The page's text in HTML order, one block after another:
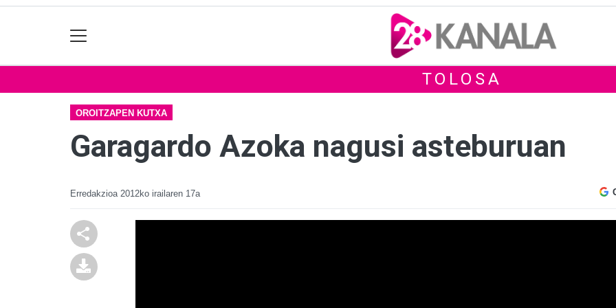
TOLOSA
OROITZAPEN KUTXA
Garagardo Azoka nagusi asteburuan
Erredakzioa 2012ko irailaren 17a